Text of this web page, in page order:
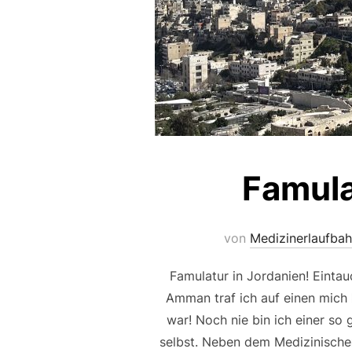
von
Famulatur in Jordanien!
Amman traf ich auf einen
war! Noch nie bin ich einer so
selbst. Neben dem